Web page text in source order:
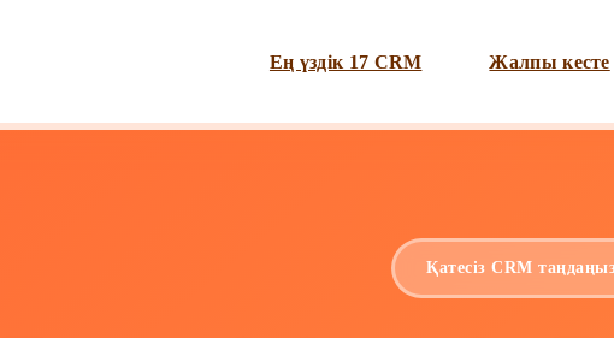
Ең үздік 17 CRM Жалпы кесте
Қатесіз CRM